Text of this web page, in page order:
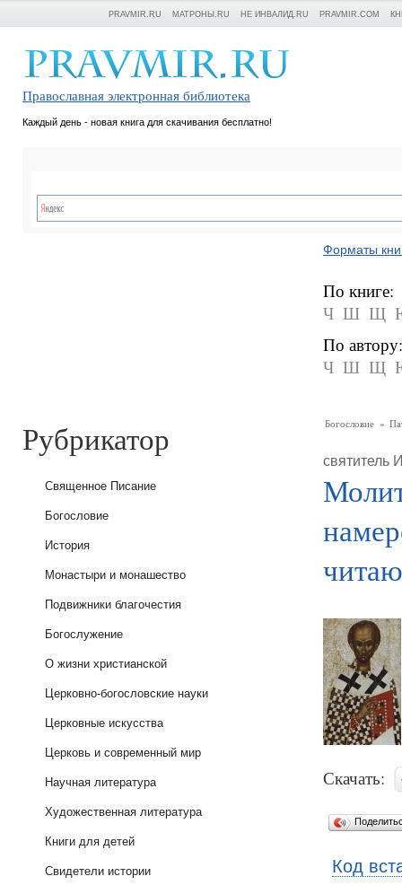
PRAVMIR.RU МАТРОНЫ.RU НЕ ИНВАЛИД.RU PRAVMIR.COM
Православная электронная библиотека
Каждый день - новая книга для скачивания бесплатно!
Форматы
По книге:
Ч Ш Щ
По автору:
Ч Ш Щ
Рубрикатор
Священное Писание
Богословие
История
Монастыри и монашество
Подвижники благочестия
Богослужение
О жизни христианской
Церковно-богословские науки
Церковные искусства
Церковь и современный мир
Научная литература
Художественная литература
Книги для детей
Свидетели истории
Богословие »
святитель
Скачать:
Код